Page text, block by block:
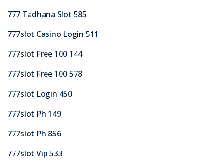
777 Tadhana Slot 585
777slot Casino Login 511
777slot Free 100 144
777slot Free 100 578
777slot Login 450
777slot Ph 149
777slot Ph 856
777slot Vip 533